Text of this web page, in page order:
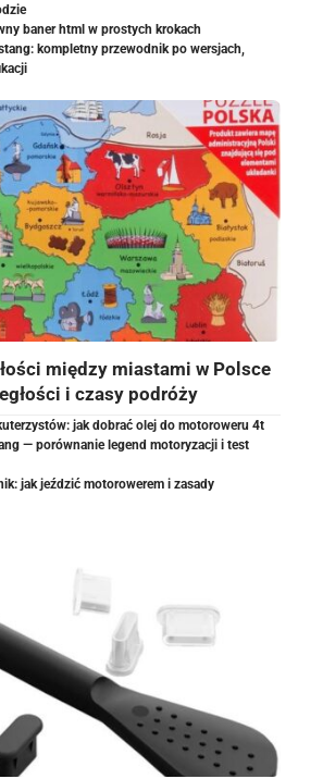
baner html w prostych krokach
kompletny przewodnik po wersjach,
między miastami w Polsce
i czasy podróży
jak dobrać olej do motoroweru 4t
— porównanie legend motoryzacji i test
jak jeździć motorowerem i zasady